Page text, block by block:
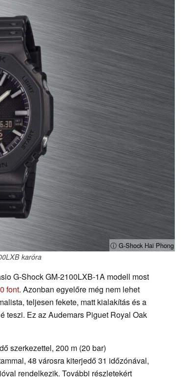
ⓘ G-Shock Hai Phong
karóra
G-Shock GM-2100LXB-1A modell most
font. Azonban egyelőre még nem lehet
teljesen fekete, matt kialakítás és a
teszi. Ez az Audemars Piguet Royal Oak
szerkezettel, 200 m (20 bar)
48 városra kiterjedő 31 időzónával,
rendelkezik. További részletekért